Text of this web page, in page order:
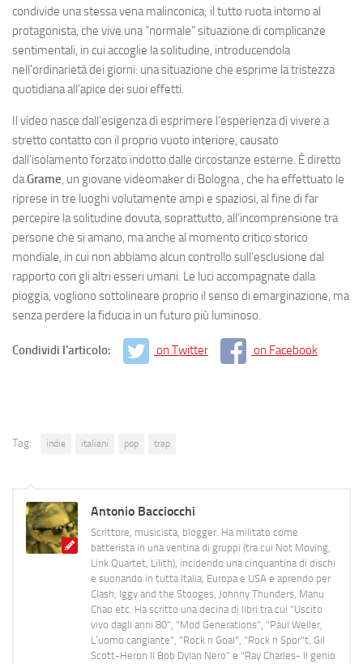
condivide una stessa vena malinconica; il tutto ruota intorno al
protagonista, che vive una “normale” situazione di complicanze
sentimentali, in cui accoglie la solitudine, introducendola
nell’ordinarietà dei giorni: una situazione che esprime la tristezza
quotidiana all’apice dei suoi effetti.
Il video nasce dall’esigenza di esprimere l’esperienza di vivere a
stretto contatto con il proprio vuoto interiore, causato
dall’isolamento forzato indotto dalle circostanze esterne. È diretto
daGrame, un giovane videomaker di Bologna , che ha effettuato le
riprese in tre luoghi volutamente ampi e spaziosi, al fine di far
percepire la solitudine dovuta, soprattutto, all’incomprensione tra
persone che si amano, ma anche al momento critico storico
mondiale, in cui non abbiamo alcun controllo sull’esclusione dal
rapporto con gli altri esseri umani. Le luci accompagnate dalla
pioggia, vogliono sottolineare proprio il senso di emarginazione, ma
senza perdere la fiducia in un futuro più luminoso.
Condividi l'articolo: on Twitter on Facebook
Tag: indie italiani pop trap
Antonio Bacciocchi
Scrittore, musicista, blogger. Ha militato come
batterista in una ventina di gruppi (tra cui Not Moving,
Link Quartet, Lilith), incidendo una cinquantina di dischi
e suonando in tutta Italia, Europa e USA e aprendo per
Clash, Iggy and the Stooges, Johnny Thunders, Manu
Chao etc. Ha scritto una decina di libri tra cui "Uscito
vivo dagli anni 80", "Mod Generations", "Paul Weller,
L’uomo cangiante", "Rock n Goal", "Rock n Spor"t, Gil
Scott-Heron Il Bob Dylan Nero" e "Ray Charles- Il genio